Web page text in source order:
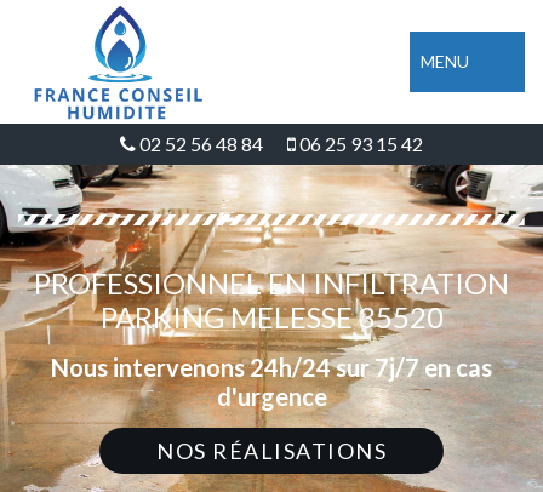
MENU
02 52 56 48 84 06 25 93 15 42
PROFESSIONNEL EN INFILTRATION
PARKING MELESSE 35520
Nous intervenons 24h/24 sur 7j/7 en cas
d'urgence
NOS RÉALISATIONS